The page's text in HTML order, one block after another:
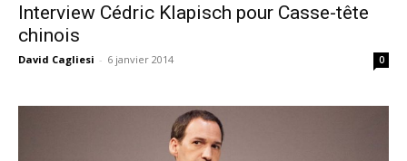
Interview Cédric Klapisch pour Casse-tête
chinois
David Cagliesi - 6 janvier 2014 0